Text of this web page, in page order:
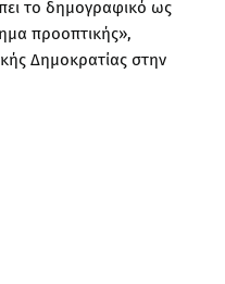
το δημογραφικό ως
προοπτικής»,
Δημοκρατίας στην